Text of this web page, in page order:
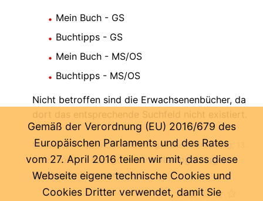
Mein Buch - GS
Buchtipps - GS
Mein Buch - MS/OS
Buchtipps - MS/OS
Nicht betroffen sind die Erwachsenenbücher, da
dort das entsprechende Suchfeld nicht existiert.
Mittwoch, 12. März 2008(Zuletzt geändert: Donnerstag, 13.
März 2008)-- Kategorie:Arbeitsumgebungen-
Noch kein Kommentar ...
Gemäß der Verordnung (EU) 2016/679 des
Europäischen Parlaments und des Rates
vom 27. April 2016 teilen wir mit, dass diese
Webseite eigene technische Cookies und
Cookies Dritter verwendet, damit Sie